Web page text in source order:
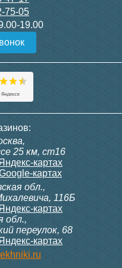
ITT.080.200.1000
решеткой GRILL.SGW-20-
ITT.080.200.900 с
GRILL.SGA-20-
Подробнее
230В (врезной - квадр.
9 700
75-05
19.00
25 км, ст16
картах
картах
обл.,
116Б
картах
обл.,
переулок, 68
картах